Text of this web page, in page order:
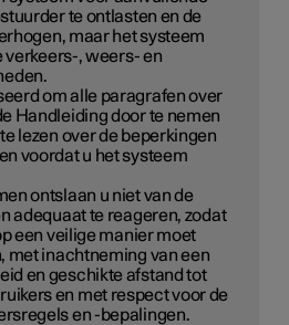
te ontlasten en de
maar het systeem
verkeers-, weers- en
om alle paragrafen over
Handleiding door te nemen
lezen over de beperkingen
voordat u het systeem
ontslaan u niet van de
adequaat te reageren, zodat
een veilige manier moet
met inachtneming van een
en geschikte afstand tot
en met respect voor de
en -bepalingen.